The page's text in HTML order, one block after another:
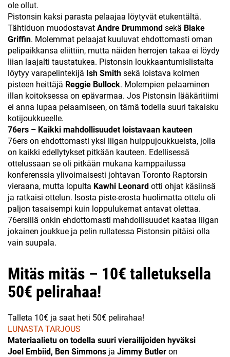
ole ollut.
Pistonsin kaksi parasta pelaajaa löytyvät etukentältä.
Tähtiduon muodostavat Andre Drummond sekä Blake
Griffin. Molemmat pelaajat kuuluvat ehdottomasti oman
pelipaikkansa eliittiin, mutta näiden herrojen takaa ei löydy
liian laajalti taustatukea. Pistonsin loukkaantumislistalta
löytyy varapelintekijä Ish Smith sekä loistava kolmen
pisteen heittäjä Reggie Bullock. Molempien pelaaminen
illan koitoksessa on epävarmaa. Jos Pistonsin lääkäritiimi
ei anna lupaa pelaamiseen, on tämä todella suuri takaisku
kotijoukkueelle.
76ers – Kaikki mahdollisuudet loistavaan kauteen
76ers on ehdottomasti yksi liigan huippujoukkueista, jolla
on kaikki edellytykset pitkään kauteen. Edellisessä
ottelussaan se oli pitkään mukana kamppailussa
konferenssia ylivoimaisesti johtavan Toronto Raptorsin
vieraana, mutta lopulta Kawhi Leonard otti ohjat käsiinsä
ja ratkaisi ottelun. Isosta piste-erosta huolimatta ottelu oli
paljon tasaisempi kuin loppulukemat antavat olettaa.
76ersillä onkin ehdottomasti mahdollisuudet kaataa liigan
jokainen joukkue ja pelin rullatessa Pistonsin pitäisi olla
vain suupala.
Mitäs mitäs – 10€ talletuksella
50€ pelirahaa!
Talleta 10€ ja saat heti 50€ pelirahaa!
LUNASTA TARJOUS
Materiaalietu on todella suuri vierailijoiden hyväksi
Joel Embiid, Ben Simmons ja Jimmy Butler on